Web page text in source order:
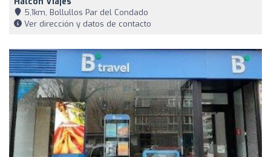
5,1km, Bollullos Par del Condado
Ver dirección y datos de contacto